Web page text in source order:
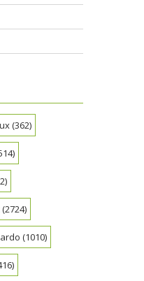
(362)
(2724)
(1010)